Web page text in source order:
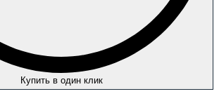
Купить в один клик